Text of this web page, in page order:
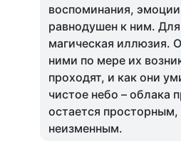
воспоминания,
равнодушен к ним.
магическая иллюзия.
ними по мере их
проходят, и как они
чистое небо – облака
остается
неизменным.